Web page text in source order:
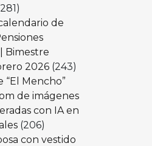
de
Bimestre
2026 (243)
Mencho”
de imágenes
con IA en
(206)
con vestido